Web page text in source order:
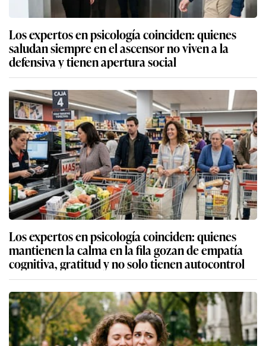
Los expertos en psicología coinciden: quienes
saludan siempre en el ascensor no viven a la
defensiva y tienen apertura social
Los expertos en psicología coinciden: quienes
mantienen la calma en la fila gozan de empatía
cognitiva, gratitud y no solo tienen autocontrol